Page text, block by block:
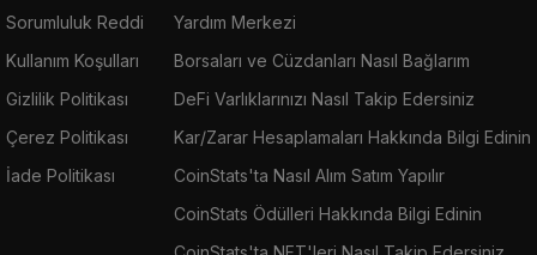
Sorumluluk Reddi
Kullanım Koşulları
Gizlilik Politikası
Çerez Politikası
İade Politikası
Yardım Merkezi
Borsaları ve Cüzdanları Nasıl Bağlarım
DeFi Varlıklarınızı Nasıl Takip Edersiniz
Kar/Zarar Hesaplamaları Hakkında Bilgi Edinin
CoinStats'ta Nasıl Alım Satım Yapılır
CoinStats Ödülleri Hakkında Bilgi Edinin